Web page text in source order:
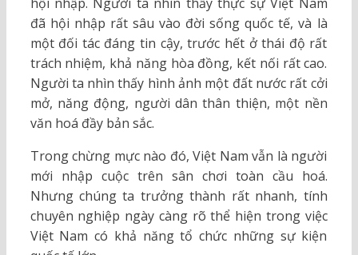
đã hội nhập rất sâu vào đời sống quốc tế, và là
một đối tác đáng tin cậy, trước hết ở thái độ rất
trách nhiệm, khả năng hòa đồng, kết nối rất cao.
Người ta nhìn thấy hình ảnh một đất nước rất cởi
mở, năng động, người dân thân thiện, một nền
văn hoá đầy bản sắc.
Trong chừng mực nào đó, Việt Nam vẫn là người
mới nhập cuộc trên sân chơi toàn cầu hoá.
Nhưng chúng ta trưởng thành rất nhanh, tính
chuyên nghiệp ngày càng rõ thể hiện trong việc
Việt Nam có khả năng tổ chức những sự kiện